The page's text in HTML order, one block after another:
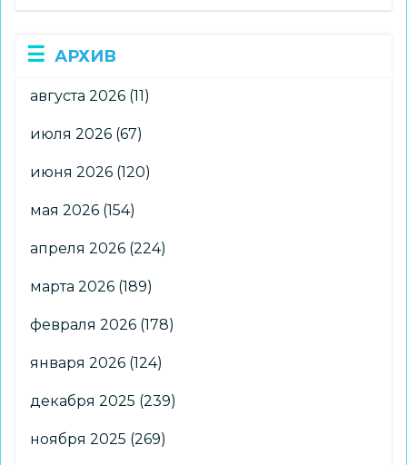
АРХИВ
августа 2026 (11)
июля 2026 (67)
июня 2026 (120)
мая 2026 (154)
апреля 2026 (224)
марта 2026 (189)
февраля 2026 (178)
января 2026 (124)
декабря 2025 (239)
ноября 2025 (269)